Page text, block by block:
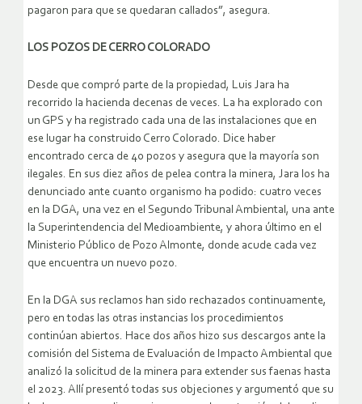
pagaron para que se quedaran callados”, asegura.
LOS POZOS DE CERRO COLORADO
Desde que compró parte de la propiedad, Luis Jara ha
recorrido la hacienda decenas de veces. La ha explorado con
un GPS y ha registrado cada una de las instalaciones que en
ese lugar ha construido Cerro Colorado. Dice haber
encontrado cerca de 40 pozos y asegura que la mayoría son
ilegales. En sus diez años de pelea contra la minera, Jara los ha
denunciado ante cuanto organismo ha podido: cuatro veces
en la DGA, una vez en el Segundo Tribunal Ambiental, una ante
la Superintendencia del Medioambiente, y ahora último en el
Ministerio Público de Pozo Almonte, donde acude cada vez
que encuentra un nuevo pozo.
En la DGA sus reclamos han sido rechazados continuamente,
pero en todas las otras instancias los procedimientos
continúan abiertos. Hace dos años hizo sus descargos ante la
comisión del Sistema de Evaluación de Impacto Ambiental que
analizó la solicitud de la minera para extender sus faenas hasta
el 2023. Allí presentó todas sus objeciones y argumentó que su